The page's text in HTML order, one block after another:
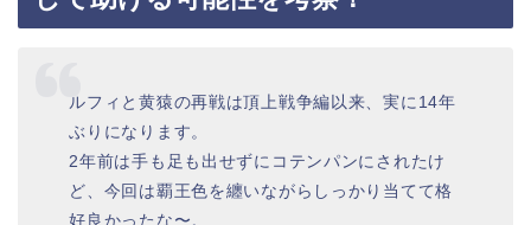
ルフィと黄猿の再戦は頂上戦争編以来、実に14年
ぶりになります。
2年前は手も足も出せずにコテンパンにされたけ
ど、今回は覇王色を纏いながらしっかり当てて格
好良かったな〜。